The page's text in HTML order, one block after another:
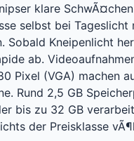
klare
selbst bei Tageslicht
Sobald Kneipenlicht
ab.
Pixel (VGA) machen
Rund 2,5 GB
bis zu 32 GB
der Preisklasse